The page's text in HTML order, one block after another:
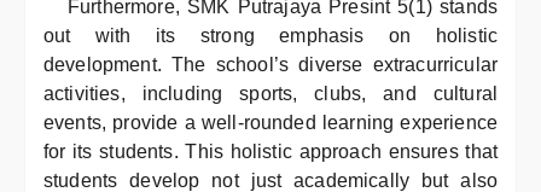
Furthermore, SMK Putrajaya Presint 5(1) stands
out with its strong emphasis on holistic
development. The school’s diverse extracurricular
activities, including sports, clubs, and cultural
events, provide a well-rounded learning experience
for its students. This holistic approach ensures that
students develop not just academically but also